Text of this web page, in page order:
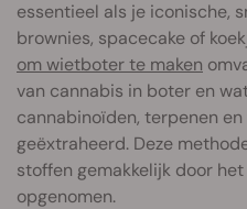
essentieel als je iconische,
brownies, spacecake of
om wietboter te maken
van cannabis in boter en
cannabinoïden, terpenen
geëxtraheerd. Deze
stoffen gemakkelijk door
opgenomen.